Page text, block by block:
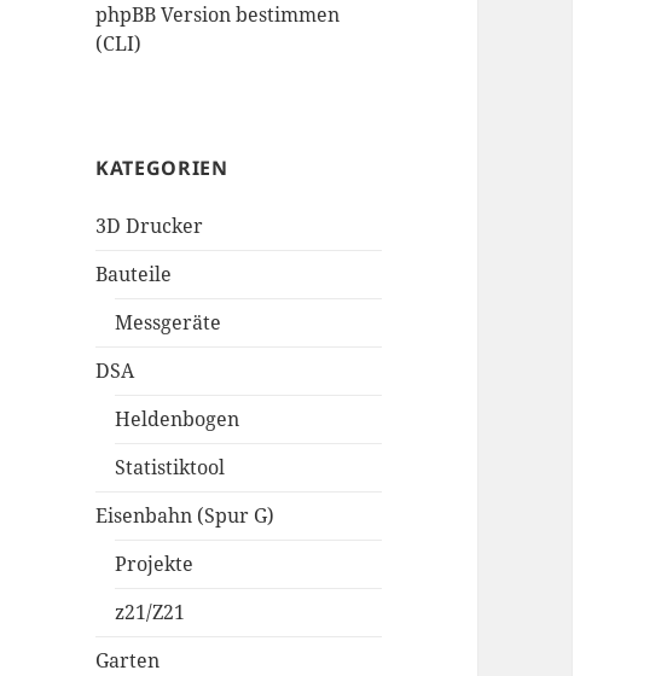
phpBB Version bestimmen
(CLI)
KATEGORIEN
3D Drucker
Bauteile
Messgeräte
DSA
Heldenbogen
Statistiktool
Eisenbahn (Spur G)
Projekte
z21/Z21
Garten